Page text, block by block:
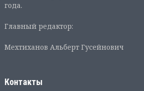
года.
Главный редактор:
Мехтиханов Альберт Гусейнович
Контакты